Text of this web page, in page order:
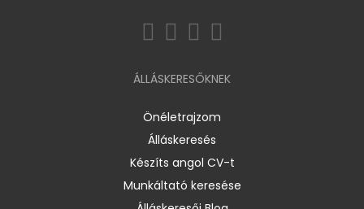
ÁLLÁSKERESŐKNEK
Önéletrajzom
Álláskeresés
Készíts angol CV-t
Munkáltató keresése